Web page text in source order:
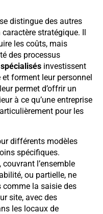
distingue des autres
stratégique. Il
les coûts, mais
des processus
investissent
forment leur personnel
permet d’offrir un
à ce qu’une entreprise
pour les
différents modèles
spécifiques.
l’ensemble
ou partielle, ne
comme la saisie des
site, avec des
les locaux de